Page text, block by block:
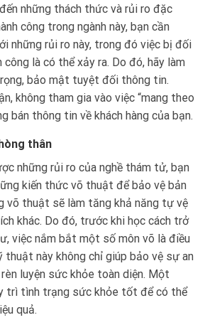
những thách thức và rủi ro đặc
công trong ngành này, bạn cần
những rủi ro này, trong đó việc bị đối
công là có thể xảy ra. Do đó, hãy làm
bảo mật tuyệt đối thông tin.
không tham gia vào việc “mang theo
bán thông tin về khách hàng của bạn.
thân
những rủi ro của nghề thám tử, bạn
kiến thức võ thuật để bảo vệ bản
võ thuật sẽ làm tăng khả năng tự vệ
khác. Do đó, trước khi học cách trở
việc nắm bắt một số môn võ là điều
thuật này không chỉ giúp bảo vệ sự an
luyện sức khỏe toàn diện. Một
trì tình trạng sức khỏe tốt để có thể
quả.